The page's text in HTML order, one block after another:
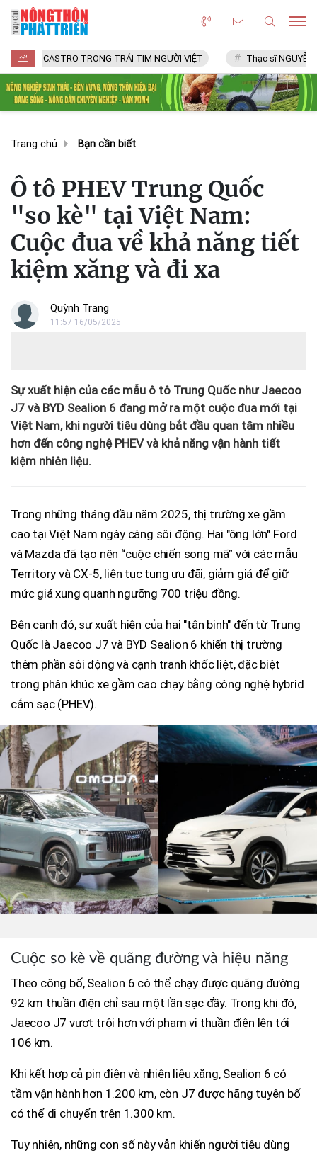
TRONG TRÁI TIM NGƯỜI VIỆT Thạc sĩ NGUYỄN VĂN CHÍ
Trang chủ Bạn cần biết
Ô tô PHEV Trung Quốc
"so kè" tại Việt Nam:
Cuộc đua về khả năng tiết
kiệm xăng và đi xa
Quỳnh Trang
11:57 16/05/2025
Sự xuất hiện của các mẫu ô tô Trung Quốc như Jaecoo
J7 và BYD Sealion 6 đang mở ra một cuộc đua mới tại
Việt Nam, khi người tiêu dùng bắt đầu quan tâm nhiều
hơn đến công nghệ PHEV và khả năng vận hành tiết
kiệm nhiên liệu.
Trong những tháng đầu năm 2025, thị trường xe gầm
cao tại Việt Nam ngày càng sôi động. Hai "ông lớn" Ford
và Mazda đã tạo nên “cuộc chiến song mã” với các mẫu
Territory và CX-5, liên tục tung ưu đãi, giảm giá để giữ
mức giá xung quanh ngưỡng 700 triệu đồng.
Bên cạnh đó, sự xuất hiện của hai "tân binh" đến từ Trung
Quốc là Jaecoo J7 và BYD Sealion 6 khiến thị trường
thêm phần sôi động và cạnh tranh khốc liệt, đặc biệt
trong phân khúc xe gầm cao chạy bằng công nghệ hybrid
cắm sạc (PHEV).
Cuộc so kè về quãng đường và hiệu năng
Theo công bố, Sealion 6 có thể chạy được quãng đường
92 km thuần điện chỉ sau một lần sạc đầy. Trong khi đó,
Jaecoo J7 vượt trội hơn với phạm vi thuần điện lên tới
106 km.
Khi kết hợp cả pin điện và nhiên liệu xăng, Sealion 6 có
tầm vận hành hơn 1.200 km, còn J7 được hãng tuyên bố
có thể di chuyển trên 1.300 km.
Tuy nhiên, những con số này vẫn khiến người tiêu dùng